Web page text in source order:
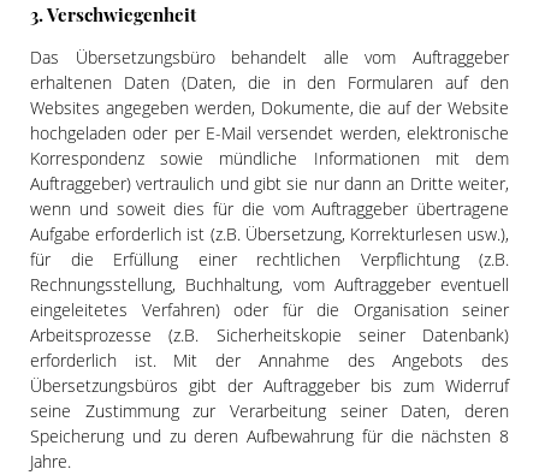
3. Verschwiegenheit
Das Übersetzungsbüro behandelt alle vom Auftraggeber
erhaltenen Daten (Daten, die in den Formularen auf den
Websites angegeben werden, Dokumente, die auf der Website
hochgeladen oder per E-Mail versendet werden, elektronische
Korrespondenz sowie mündliche Informationen mit dem
Auftraggeber) vertraulich und gibt sie nur dann an Dritte weiter,
wenn und soweit dies für die vom Auftraggeber übertragene
Aufgabe erforderlich ist (z.B. Übersetzung, Korrekturlesen usw.),
für die Erfüllung einer rechtlichen Verpflichtung (z.B.
Rechnungsstellung, Buchhaltung, vom Auftraggeber eventuell
eingeleitetes Verfahren) oder für die Organisation seiner
Arbeitsprozesse (z.B. Sicherheitskopie seiner Datenbank)
erforderlich ist. Mit der Annahme des Angebots des
Übersetzungsbüros gibt der Auftraggeber bis zum Widerruf
seine Zustimmung zur Verarbeitung seiner Daten, deren
Speicherung und zu deren Aufbewahrung für die nächsten 8
Jahre.